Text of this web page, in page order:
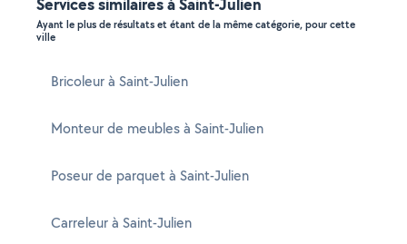
Ayant le plus de résultats et étant de la même catégorie, pour cette
ville
Bricoleur à Saint-Julien
Monteur de meubles à Saint-Julien
Poseur de parquet à Saint-Julien
Carreleur à Saint-Julien